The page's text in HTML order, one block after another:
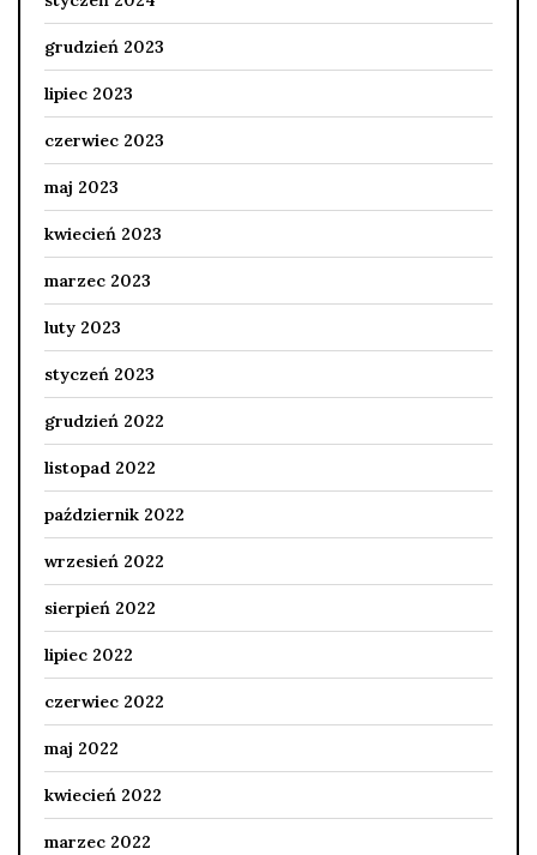
grudzień 2023
lipiec 2023
czerwiec 2023
maj 2023
kwiecień 2023
marzec 2023
luty 2023
styczeń 2023
grudzień 2022
listopad 2022
październik 2022
wrzesień 2022
sierpień 2022
lipiec 2022
czerwiec 2022
maj 2022
kwiecień 2022
marzec 2022